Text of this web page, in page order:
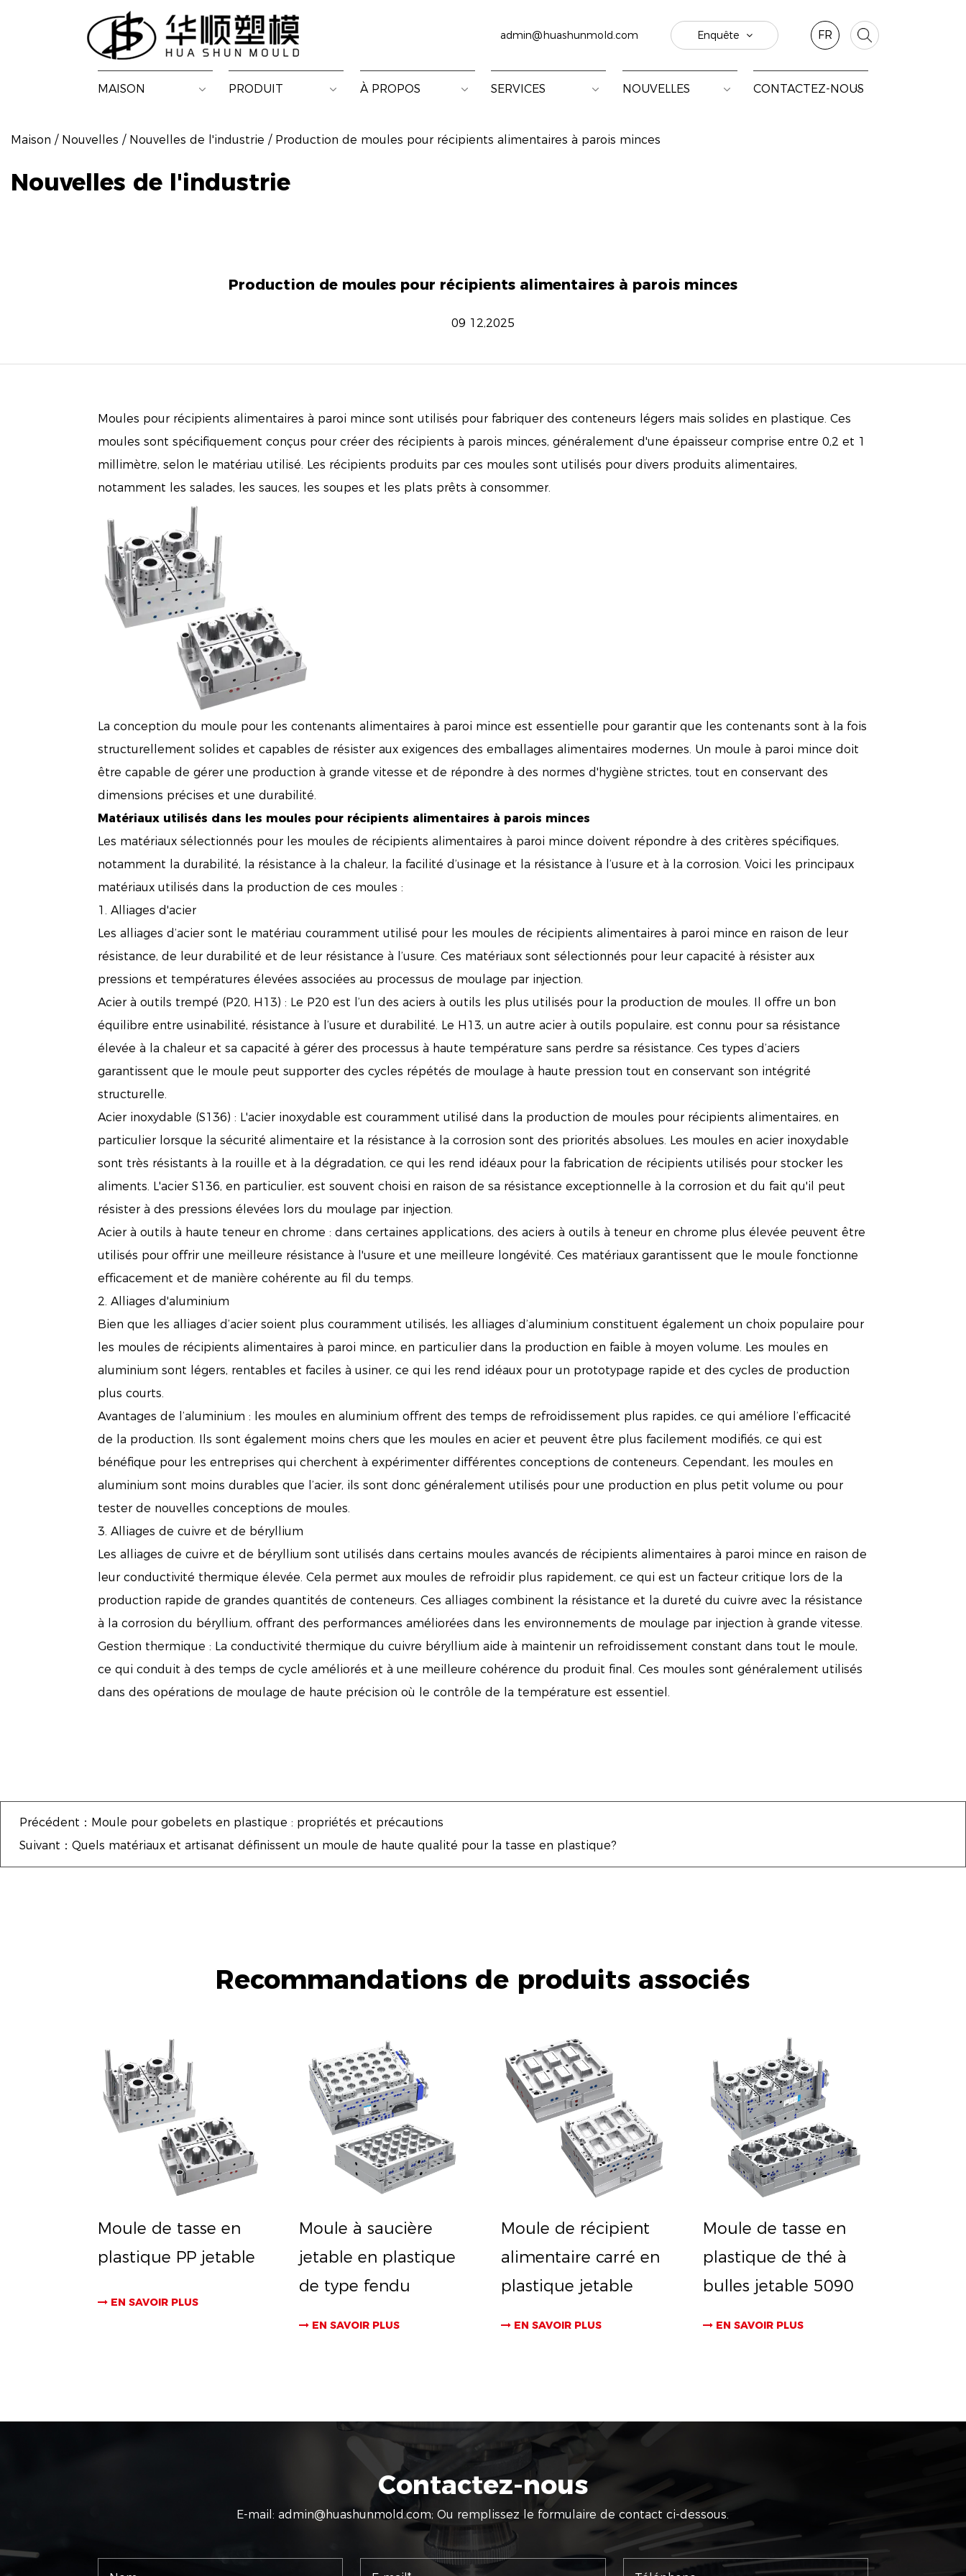
admin@huashunmold.com Enquête FR
MAISON PRODUIT À PROPOS SERVICES NOUVELLES CONTACTEZ-NOUS
Maison / Nouvelles / Nouvelles de l'industrie / Production de moules pour récipients alimentaires à parois minces
Nouvelles de l'industrie
Production de moules pour récipients alimentaires à parois minces
09 12,2025
Moules pour récipients alimentaires à paroi mince sont utilisés pour fabriquer des conteneurs légers mais solides en plastique. Ces
moules sont spécifiquement conçus pour créer des récipients à parois minces, généralement d'une épaisseur comprise entre 0,2 et 1
millimètre, selon le matériau utilisé. Les récipients produits par ces moules sont utilisés pour divers produits alimentaires,
notamment les salades, les sauces, les soupes et les plats prêts à consommer.
La conception du moule pour les contenants alimentaires à paroi mince est essentielle pour garantir que les contenants sont à la fois
structurellement solides et capables de résister aux exigences des emballages alimentaires modernes. Un moule à paroi mince doit
être capable de gérer une production à grande vitesse et de répondre à des normes d'hygiène strictes, tout en conservant des
dimensions précises et une durabilité.
Matériaux utilisés dans les moules pour récipients alimentaires à parois minces
Les matériaux sélectionnés pour les moules de récipients alimentaires à paroi mince doivent répondre à des critères spécifiques,
notamment la durabilité, la résistance à la chaleur, la facilité d’usinage et la résistance à l’usure et à la corrosion. Voici les principaux
matériaux utilisés dans la production de ces moules :
1. Alliages d'acier
Les alliages d’acier sont le matériau couramment utilisé pour les moules de récipients alimentaires à paroi mince en raison de leur
résistance, de leur durabilité et de leur résistance à l’usure. Ces matériaux sont sélectionnés pour leur capacité à résister aux
pressions et températures élevées associées au processus de moulage par injection.
Acier à outils trempé (P20, H13) : Le P20 est l’un des aciers à outils les plus utilisés pour la production de moules. Il offre un bon
équilibre entre usinabilité, résistance à l’usure et durabilité. Le H13, un autre acier à outils populaire, est connu pour sa résistance
élevée à la chaleur et sa capacité à gérer des processus à haute température sans perdre sa résistance. Ces types d’aciers
garantissent que le moule peut supporter des cycles répétés de moulage à haute pression tout en conservant son intégrité
structurelle.
Acier inoxydable (S136) : L'acier inoxydable est couramment utilisé dans la production de moules pour récipients alimentaires, en
particulier lorsque la sécurité alimentaire et la résistance à la corrosion sont des priorités absolues. Les moules en acier inoxydable
sont très résistants à la rouille et à la dégradation, ce qui les rend idéaux pour la fabrication de récipients utilisés pour stocker les
aliments. L'acier S136, en particulier, est souvent choisi en raison de sa résistance exceptionnelle à la corrosion et du fait qu'il peut
résister à des pressions élevées lors du moulage par injection.
Acier à outils à haute teneur en chrome : dans certaines applications, des aciers à outils à teneur en chrome plus élevée peuvent être
utilisés pour offrir une meilleure résistance à l'usure et une meilleure longévité. Ces matériaux garantissent que le moule fonctionne
efficacement et de manière cohérente au fil du temps.
2. Alliages d'aluminium
Bien que les alliages d’acier soient plus couramment utilisés, les alliages d’aluminium constituent également un choix populaire pour
les moules de récipients alimentaires à paroi mince, en particulier dans la production en faible à moyen volume. Les moules en
aluminium sont légers, rentables et faciles à usiner, ce qui les rend idéaux pour un prototypage rapide et des cycles de production
plus courts.
Avantages de l’aluminium : les moules en aluminium offrent des temps de refroidissement plus rapides, ce qui améliore l’efficacité
de la production. Ils sont également moins chers que les moules en acier et peuvent être plus facilement modifiés, ce qui est
bénéfique pour les entreprises qui cherchent à expérimenter différentes conceptions de conteneurs. Cependant, les moules en
aluminium sont moins durables que l’acier, ils sont donc généralement utilisés pour une production en plus petit volume ou pour
tester de nouvelles conceptions de moules.
3. Alliages de cuivre et de béryllium
Les alliages de cuivre et de béryllium sont utilisés dans certains moules avancés de récipients alimentaires à paroi mince en raison de
leur conductivité thermique élevée. Cela permet aux moules de refroidir plus rapidement, ce qui est un facteur critique lors de la
production rapide de grandes quantités de conteneurs. Ces alliages combinent la résistance et la dureté du cuivre avec la résistance
à la corrosion du béryllium, offrant des performances améliorées dans les environnements de moulage par injection à grande vitesse.
Gestion thermique : La conductivité thermique du cuivre béryllium aide à maintenir un refroidissement constant dans tout le moule,
ce qui conduit à des temps de cycle améliorés et à une meilleure cohérence du produit final. Ces moules sont généralement utilisés
dans des opérations de moulage de haute précision où le contrôle de la température est essentiel.
Précédent：Moule pour gobelets en plastique : propriétés et précautions
Suivant：Quels matériaux et artisanat définissent un moule de haute qualité pour la tasse en plastique?
Recommandations de produits associés
Moule de tasse en
plastique PP jetable
EN SAVOIR PLUS
Moule à saucière
jetable en plastique
de type fendu
EN SAVOIR PLUS
Moule de récipient
alimentaire carré en
plastique jetable
EN SAVOIR PLUS
Moule de tasse en
plastique de thé à
bulles jetable 5090
EN SAVOIR PLUS
Contactez-nous
E-mail:admin@huashunmold.com; Ou remplissez le formulaire de contact ci-dessous.